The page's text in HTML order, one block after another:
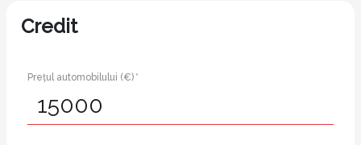
Credit
Prețul automobilului (€) *